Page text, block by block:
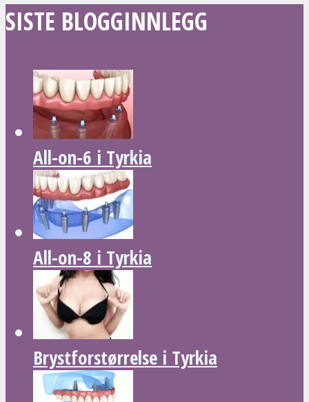
SISTE BLOGGINNLEGG
All-on-6 i Tyrkia
All-on-8 i Tyrkia
Brystforstørrelse i Tyrkia